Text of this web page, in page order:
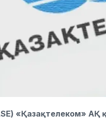
«Қазақтелеком»